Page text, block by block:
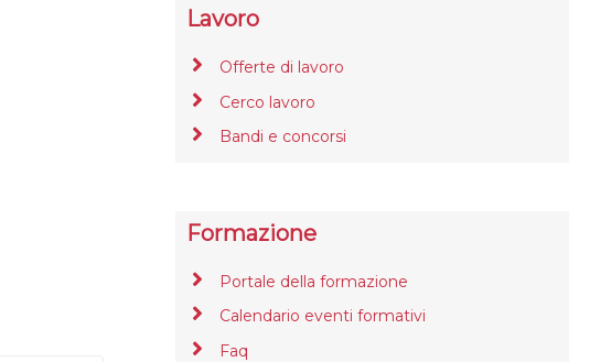
Lavoro
Offerte di lavoro
Cerco lavoro
Bandi e concorsi
Formazione
Portale della formazione
Calendario eventi formativi
Faq